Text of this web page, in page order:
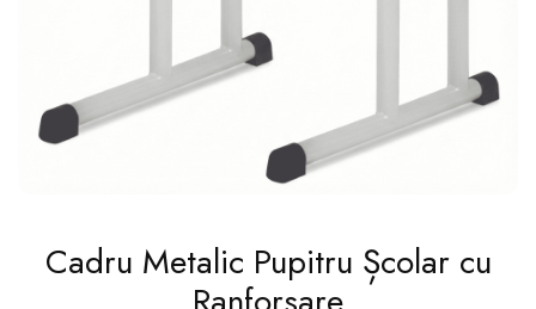
Cadru Metalic Pupitru Școlar cu